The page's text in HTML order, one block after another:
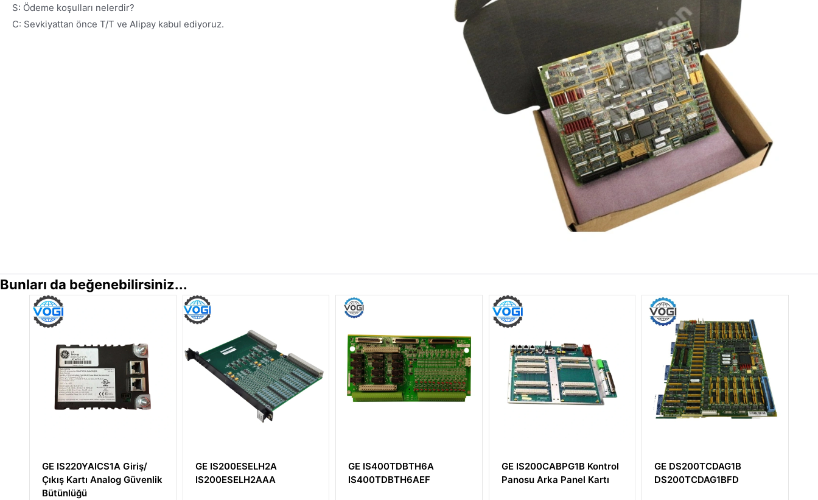
S: Ödeme koşulları nelerdir?
C: Sevkiyattan önce T/T ve Alipay kabul ediyoruz.
Bunları da beğenebilirsiniz...
Giriş/
Analog Güvenlik
GE IS200ESELH2A
IS200ESELH2AAA
GE IS400TDBTH6A
IS400TDBTH6AEF
GE IS200CABPG1B Kontrol
Panosu Arka Panel Kartı
GE DS200TCDAG1B
DS200TCDAG1BFD
GE IS210BPPBH2C
IS210BPPBH2CAA